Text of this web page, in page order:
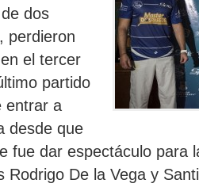
dos
perdieron
el tercer
partido
entrar a
desde que
fue dar espectáculo para
Rodrigo De la Vega y